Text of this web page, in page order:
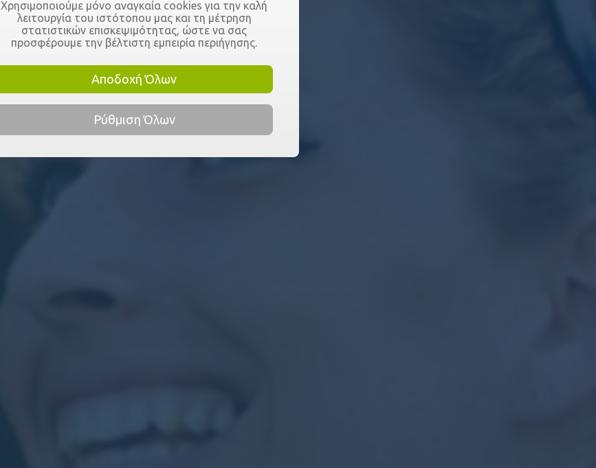
Χρησιμοποιούμε μόνο αναγκαία cookies για την καλή
λειτουργία του ιστότοπου μας και τη μέτρηση
στατιστικών επισκεψιμότητας, ώστε να σας
προσφέρουμε την βέλτιστη εμπειρία περιήγησης.
Αποδοχή Όλων
Ρύθμιση Όλων